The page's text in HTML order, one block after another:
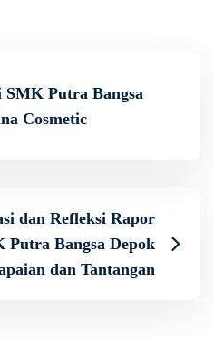
Putra Bangsa
Cosmetic
dan Refleksi Rapor
Putra Bangsa Depok
dan Tantangan